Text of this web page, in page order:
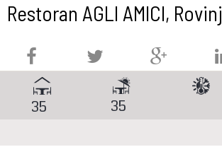
Restoran AGLI AMICI, Rovinj
35
35